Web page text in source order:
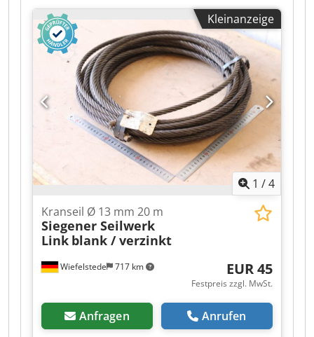
Stahldrahtseil Ø 16 mm -Länge: 22 m -auch
andere Kranseile: vorhanden Codpfx Aezr U Ikjm
Uerf -Transportabmessung: Ø 445 x 110 mm -
Gewicht: 19,5 kg
Kleinanzeige
1 /4
Wiefelstede 717 km
Kranseil Ø 13 mm 20 m
Siegener Seilwerk
Link blank / verzinkt
EUR 45
Festpreis zzgl. MwSt.
Anfragen Anrufen